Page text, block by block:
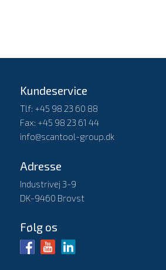
Kundeservice
Tlf: +45 98 23 60 88
Fax: +45 98 23 61 44
info@scantool-group.dk
Adresse
Industrivej 3-9
DK-9460 Brovst
Følg os